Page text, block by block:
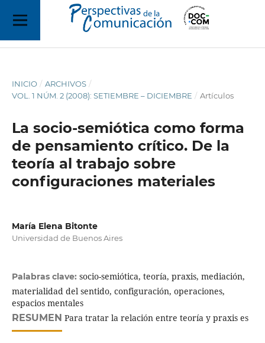
INICIO / ARCHIVOS /
VOL. 1 NÚM. 2 (2008): SETIEMBRE – DICIEMBRE / Artículos
La socio-semiótica como forma
de pensamiento crítico. De la
teoría al trabajo sobre
configuraciones materiales
María Elena Bitonte
Universidad de Buenos Aires
Palabras clave: socio-semiótica, teoría, praxis, mediación,
materialidad del sentido, configuración, operaciones,
espacios mentales
RESUMEN Para tratar la relación entre teoría y praxis es